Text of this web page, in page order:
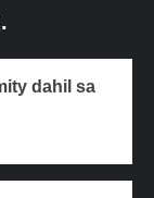
dahil sa